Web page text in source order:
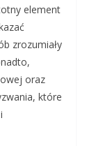
element
zrozumiały
oraz
które